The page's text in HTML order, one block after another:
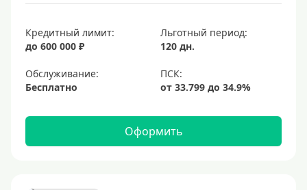
Кредитный лимит:
до 600 000 ₽
Льготный период:
120 дн.
Обслуживание:
Бесплатно
Оформить